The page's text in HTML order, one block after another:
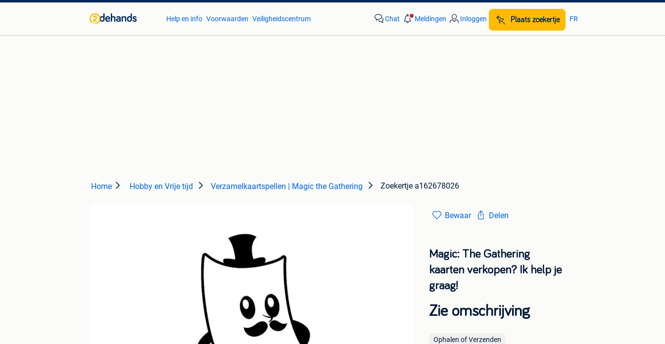
Help en info Voorwaarden Veiligheidscentrum Chat Meldingen Inloggen Plaats zoekertje FR
Home Hobby en Vrije tijd Verzamelkaartspellen | Magic the Gathering Zoekertje a162678026
Bewaar Delen
Magic: The Gathering
kaarten verkopen? Ik help je
graag!
Zie omschrijving
Ophalen of Verzenden